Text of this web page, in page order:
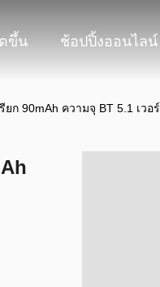
ขึ้น ช้อปปิ้งออนไลน์
ก 90mAh ความจุ BT 5.1 เว